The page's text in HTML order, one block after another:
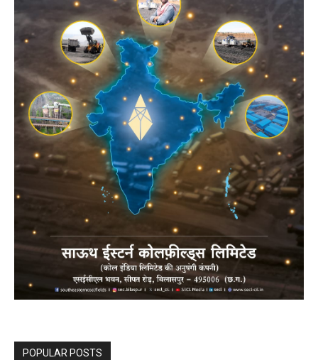
POPULAR POSTS